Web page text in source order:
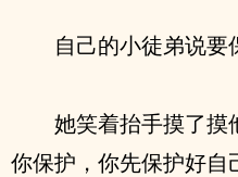
自己的小徒弟说要
她笑着抬手摸了摸
你保护，你先保护好自